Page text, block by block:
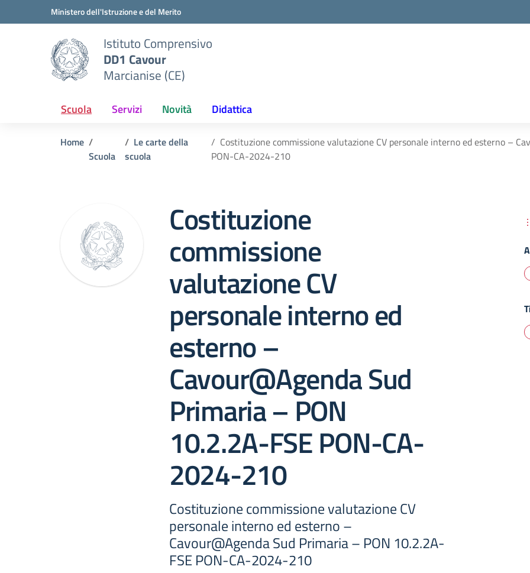
Vai ai contenuti
Vai al menu di navigazioneMinistero dell'Istruzione e del Merito
Istituto Comprensivo
DD1 Cavour
Marcianise (CE)
Scuola Servizi Novità Didattica
Home
Scuola
Le carte della
scuola
Costituzione commissione valutazione CV personale interno ed esterno –
PON-CA-2024-210
Costituzione
commissione
valutazione CV
personale interno ed
esterno –
Cavour@Agenda Sud
Primaria – PON
10.2.2A-FSE PON-CA-
2024-210
Costituzione commissione valutazione CV
personale interno ed esterno –
Cavour@Agenda Sud Primaria – PON 10.2.2A-
FSE PON-CA-2024-210